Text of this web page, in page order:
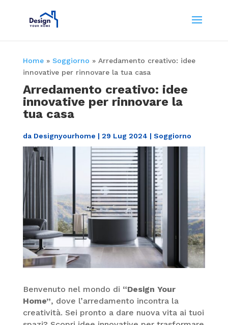
Home» Soggiorno » Arredamento creativo: idee
innovative per rinnovare la tua casa
Arredamento creativo: idee
innovative per rinnovare la
tua casa
da Designyourhome | 29 Lug 2024 | Soggiorno
Benvenuto nel mondo di “Design Your
Home”, dove l’arredamento incontra la
creatività. Sei pronto a dare nuova vita ai tuoi